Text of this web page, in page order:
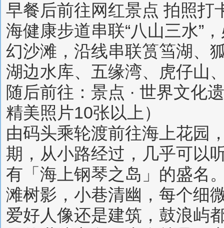
早餐后前往网红景点 拍照
海健康步道串联“八山三水”
幻沙滩，沿线串联筼筜湖、
湖边水库、五缘湾、虎仔山
随后前往：景点 · 世界文化
精美照片10张以上）
由码头乘轮渡前往海上花
期，从小路经过，几乎可以
有「海上钢琴之岛」的盛名
滩树影，小巷清幽，每个细
爱好人像还是建筑，鼓浪屿